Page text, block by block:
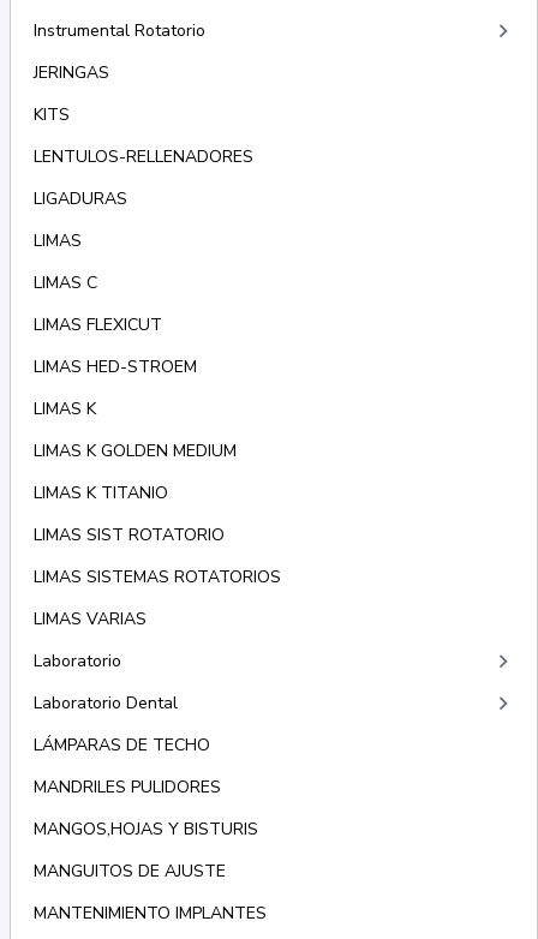
Instrumental Rotatorio keyboard_arrow_right
JERINGAS
KITS
LENTULOS-RELLENADORES
LIGADURAS
LIMAS
LIMAS C
LIMAS FLEXICUT
LIMAS HED-STROEM
LIMAS K
LIMAS K GOLDEN MEDIUM
LIMAS K TITANIO
LIMAS SIST ROTATORIO
LIMAS SISTEMAS ROTATORIOS
LIMAS VARIAS
Laboratorio
keyboard_arrow_right
Laboratorio Dental keyboard_arrow_right
LÁMPARAS DE TECHO
MANDRILES PULIDORES
MANGOS,HOJAS Y BISTURIS
MANGUITOS DE AJUSTE
MANTENIMIENTO IMPLANTES